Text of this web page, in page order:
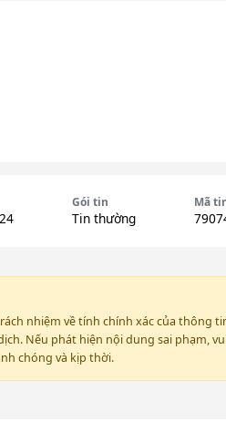
Gói tin
Tin thường
Mã
nhiệm về tính chính xác của thông
Nếu phát hiện nội dung sai phạm,
chóng và kịp thời.